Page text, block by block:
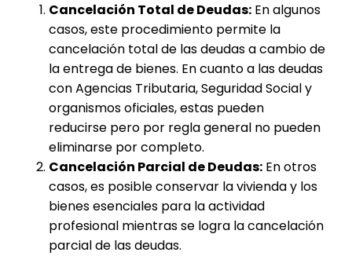
Cancelación Total de Deudas: En algunos
casos, este procedimiento permite la
cancelación total de las deudas a cambio de
la entrega de bienes. En cuanto a las deudas
con Agencias Tributaria, Seguridad Social y
organismos oficiales, estas pueden
reducirse pero por regla general no pueden
eliminarse por completo.
Cancelación Parcial de Deudas: En otros
casos, es posible conservar la vivienda y los
bienes esenciales para la actividad
profesional mientras se logra la cancelación
parcial de las deudas.